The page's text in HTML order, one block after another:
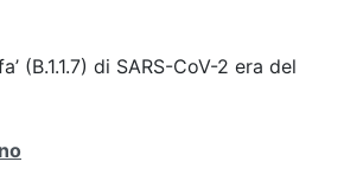
(B.1.1.7) di SARS-CoV-2 era del